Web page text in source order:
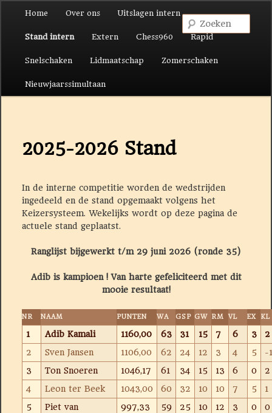
Spring naar de primaire inhoud
Spring naar de secundaire inhoud
Home Over ons Uitslagen intern
Stand intern Extern Chess960 Rapid
Snelschaken Lidmaatschap Zomerschaken
Nieuwjaarssimultaan
2025-2026 Stand
In de interne competitie worden de wedstrijden
ingedeeld en de stand opgemaakt volgens het
Keizersysteem. Wekelijks wordt op deze pagina de
actuele stand geplaatst.
Ranglijst bijgewerkt t/m 29 juni 2026 (ronde 35)
Adib is kampioen ! Van harte gefeliciteerd met dit
mooie resultaat!
NR NAAM PUNTEN WA GSP GW RM VL EX KL
1 Adib Kamali 1160,00 63 31 15 7 6 3
2
2
Sven Jansen 1106,00 62 24 12 3 4 5
-1
3
Ton Snoeren 1046,17 61 34 15 13 6 0
2
4
Leon ter Beek 1043,00 60 32 10 10 7 5
1
5
Piet van
997,33 59 25 10 12 3 0 0